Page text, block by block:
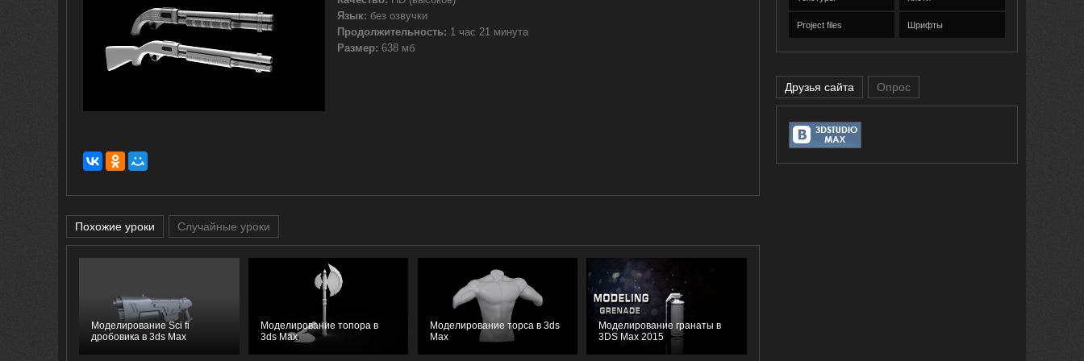
Язык: без озвучки
Продолжительность: 1 час 21 минута
Размер: 638 мб
Похожие уроки Случайные уроки
Моделирование Sci fi
дробовика в 3ds Max
Моделирование топора в
3ds Max
Моделирование торса в 3ds
Max
Моделирование гранаты в
3DS Max 2015
Project files Шрифты
Друзья сайта Опрос